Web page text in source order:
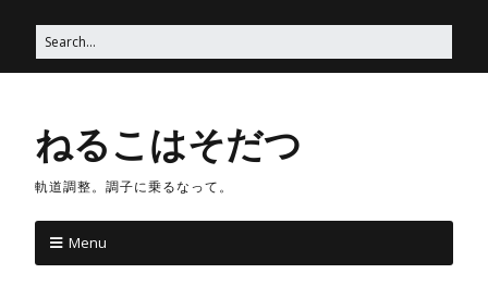
ねるこはそだつ
軌道調整。調子に乗るなって。
Menu